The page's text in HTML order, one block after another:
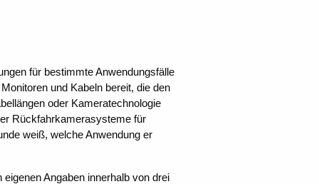
für bestimmte Anwendungsfälle
und Kabeln bereit, die den
oder Kameratechnologie
Rückfahrkamerasysteme für
weiß, welche Anwendung er
Angaben innerhalb von drei